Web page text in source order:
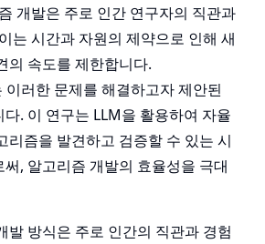
개발은 주로 인간 연구자의 직관과
는 시간과 자원의 제약으로 인해 새
의 속도를 제한합니다.
러한 문제를 해결하고자 제안된
. 이 연구는 LLM을 활용하여 자율
리즘을 발견하고 검증할 수 있는 시
, 알고리즘 개발의 효율성을 극대
발 방식은 주로 인간의 직관과 경험